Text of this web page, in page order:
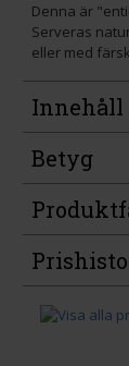
Denna är
Serveras
eller med
Innehåll
Betyg